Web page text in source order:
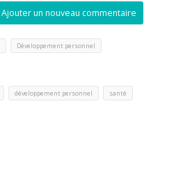
Ajouter un nouveau commentaire
Développement personnel
développement personnel santé